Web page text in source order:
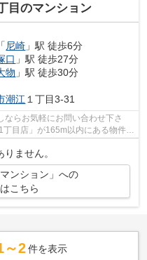
目のマンション
「 尼崎 」駅 徒歩6分
口 」駅 徒歩27分
物 」駅 徒歩30分
潮江 １丁目3-31
ならお気軽にお問い合わせ下さ
目店」が165m以内にある物件で
ません。
ンション」への
こちら
～2 件を表示